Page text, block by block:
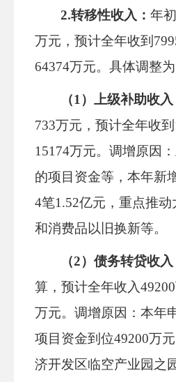
2.转移性收入：年
万元，预计全年收到
64374万元。具体调整为
（1）上级补助收
733万元，预计全年收
15174万元。调增原因
的项目资金等 ，本年新
4笔1.52亿元，重点推
和消费品以旧换新等。
（2）债务转贷收入
算，预计全年收入
万元。 调增原因：本年
项目资金到位49200万
济开发区临空产业园之